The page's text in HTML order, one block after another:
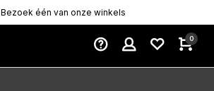
Bezoek één van onze winkels
0